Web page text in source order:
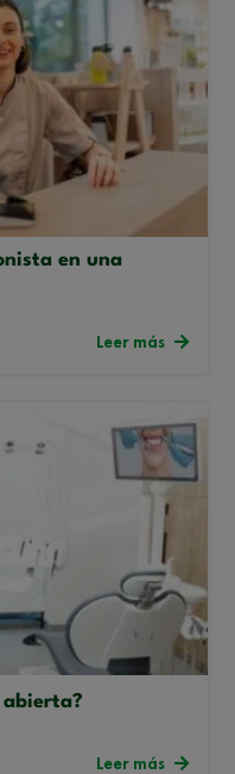
en una
Leer más
Leer más